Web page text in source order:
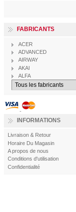
FABRICANTS
ACER
ADVANCED
AIRWAY
AKAI
ALFA
INFORMATIONS
Livraison & Retour
Horaire Du Magasin
A propos de nous
Conditions d'utilisation
Confidentialité